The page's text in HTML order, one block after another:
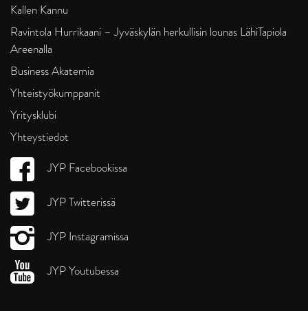
Kallen Kannu
Ravintola Hurrikaani – Jyväskylän herkullisin lounas LähiTapiola
Areenalla
Business Akatemia
Yhteistyökumppanit
Yritysklubi
Yhteystiedot
JYP Facebookissa
JYP Twitterissä
JYP Instagramissa
JYP Youtubessa